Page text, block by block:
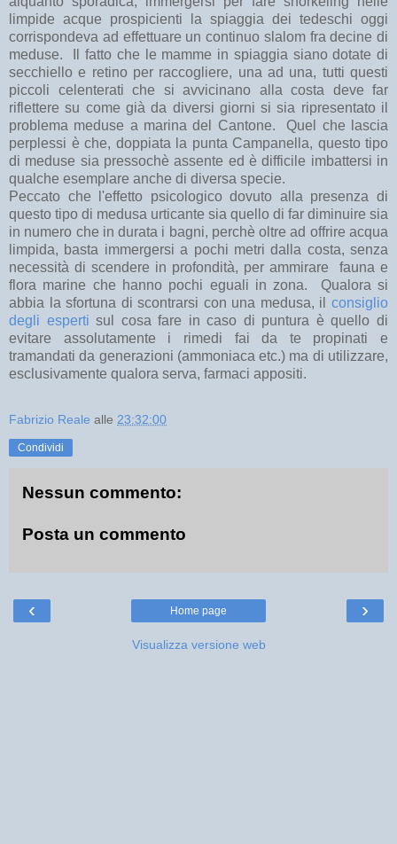
limpide acque prospicienti la spiaggia dei tedeschi oggi
corrispondeva ad effettuare un continuo slalom fra decine di
meduse. Il fatto che le mamme in spiaggia siano dotate di
secchiello e retino per raccogliere, una ad una, tutti questi
piccoli celenterati che si avvicinano alla costa deve far
riflettere su come già da diversi giorni si sia ripresentato il
problema meduse a marina del Cantone. Quel che lascia
perplessi è che, doppiata la punta Campanella, questo tipo
di meduse sia pressochè assente ed è difficile imbattersi in
qualche esemplare anche di diversa specie.
Peccato che l'effetto psicologico dovuto alla presenza di
questo tipo di medusa urticante sia quello di far diminuire sia
in numero che in durata i bagni, perchè oltre ad offrire acqua
limpida, basta immergersi a pochi metri dalla costa, senza
necessità di scendere in profondità, per ammirare fauna e
flora marine che hanno pochi eguali in zona. Qualora si
abbia la sfortuna di scontrarsi con una medusa, il consiglio
degli esperti sul cosa fare in caso di puntura è quello di
evitare assolutamente i rimedi fai da te propinati e
tramandati da generazioni (ammoniaca etc.) ma di utilizzare,
esclusivamente qualora serva, farmaci appositi.
Fabrizio Reale alle 23:32:00
Condividi
Nessun commento:
Posta un commento
‹ ›
Home page
Visualizza versione web